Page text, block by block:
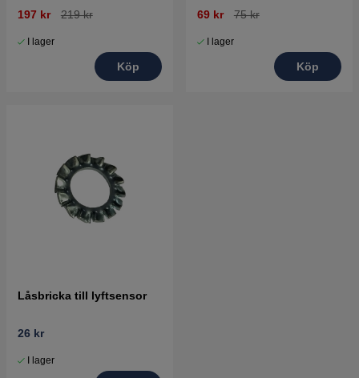
197 kr 219 kr
I lager
Köp
69 kr 75 kr
I lager
Köp
Låsbricka till lyftsensor
26 kr
I lager